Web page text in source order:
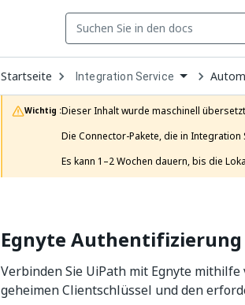
Startseite Open
Dropdown
to
choose
product
Integration Service
Wichtig :Dieser Inhalt wurde maschinell
Die Connector-Pakete, die in
Es kann 1–2 Wochen dauern, bis die
Egnyte Authentifizierung
Verbinden Sie UiPath mit Egnyte
geheimen Clientschlüssel und den